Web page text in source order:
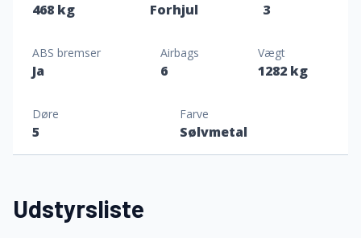
468 kg Forhjul 3
ABS bremser
Ja
Airbags
6
Vægt
1282 kg
Døre
5
Farve
Sølvmetal
Udstyrsliste